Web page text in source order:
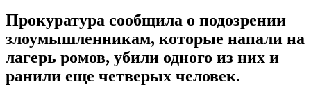
Прокуратура сообщила о подозрении
злоумышленникам, которые напали на
лагерь ромов, убили одного из них и
ранили еще четверых человек.